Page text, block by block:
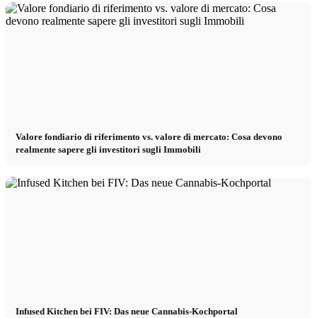
Valore fondiario di riferimento vs. valore di mercato: Cosa devono
realmente sapere gli investitori sugli Immobili
Infused Kitchen bei FIV: Das neue Cannabis-Kochportal